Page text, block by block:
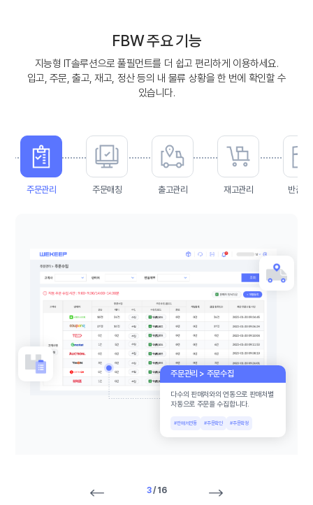
FBW 주요 기능
지능형 IT솔루션으로 풀필먼트를 더 쉽고 편리하게 이용하세요.
입고, 주문, 출고, 재고, 정산 등의 내 물류 상황을 한 번에 확인할 수
있습니다.
주문관리 주문매칭 출고관리 재고관리 반품/
주문관리 > 주문수집
다수의 판매처와의 연동으로 판매처별
자동으로 주문을 수집합니다.
#판매처연동 #주문확인 #주문확정
3/ 16